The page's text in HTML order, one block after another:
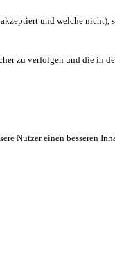
und welche
zu verfolgen und die
Nutzer einen besseren